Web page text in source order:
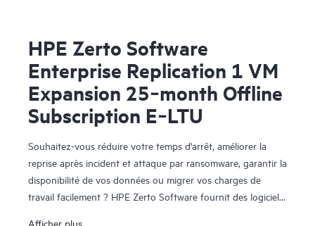
HPE Zerto Software
Enterprise Replication 1 VM
Expansion 25‑month Offline
Subscription E‑LTU
Souhaitez-vous réduire votre temps d'arrêt, améliorer la
reprise après incident et attaque par ransomware, garantir la
disponibilité de vos données ou migrer vos charges de
travail facilement ? HPE Zerto Software fournit des logiciels
Afficher plus